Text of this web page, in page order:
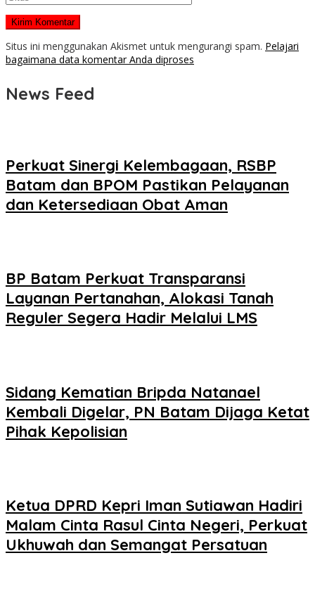
Situs ini menggunakan Akismet untuk mengurangi spam. Pelajari
bagaimana data komentar Anda diproses
News Feed
Perkuat Sinergi Kelembagaan, RSBP
Batam dan BPOM Pastikan Pelayanan
dan Ketersediaan Obat Aman
BP Batam Perkuat Transparansi
Layanan Pertanahan, Alokasi Tanah
Reguler Segera Hadir Melalui LMS
Sidang Kematian Bripda Natanael
Kembali Digelar, PN Batam Dijaga Ketat
Pihak Kepolisian
Ketua DPRD Kepri Iman Sutiawan Hadiri
Malam Cinta Rasul Cinta Negeri, Perkuat
Ukhuwah dan Semangat Persatuan